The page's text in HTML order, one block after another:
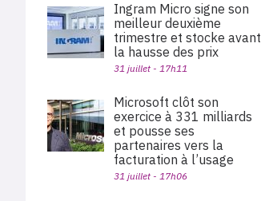
Ingram Micro signe son
meilleur deuxième
trimestre et stocke avant
la hausse des prix
31 juillet - 17h11
Microsoft clôt son
exercice à 331 milliards
et pousse ses
partenaires vers la
facturation à l’usage
31 juillet - 17h06